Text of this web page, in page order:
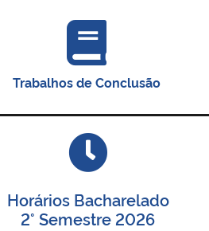
Trabalhos de Conclusão
Horários Bacharelado
2° Semestre 2026